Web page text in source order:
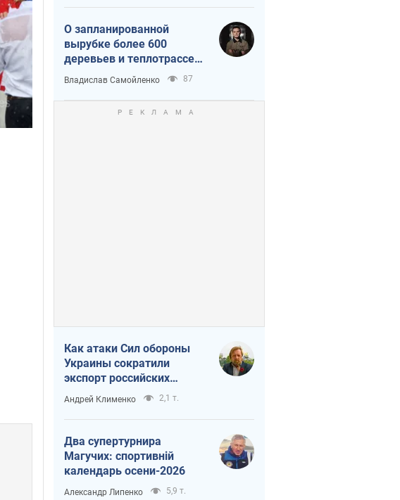
О запланированной
вырубке более 600
деревьев и теплотрассе:
что происходит на
Теремках в Киеве
Владислав Самойленко 87
Как атаки Сил обороны
Украины сократили
экспорт российских
нефтепродуктов
Андрей Клименко 2,1 т.
Два супертурнира
Магучих: спортивній
календарь осени-2026
Александр Липенко 5,9 т.